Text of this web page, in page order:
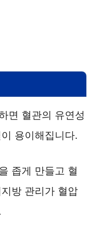
면 혈관의 유연성
용이해집니다.
좁게 만들고 혈
방 관리가 혈압